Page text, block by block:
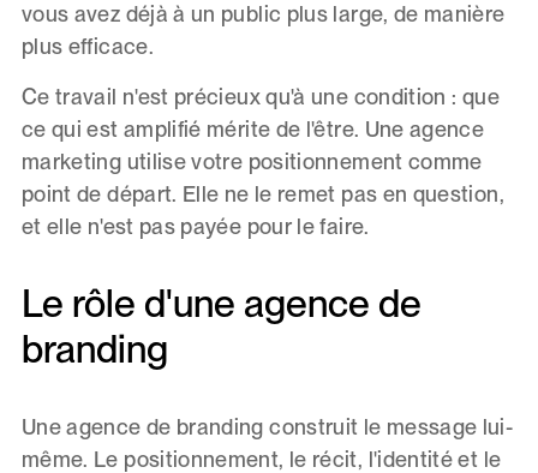
vous avez déjà à un public plus large, de manière
plus efficace.
Ce travail n'est précieux qu'à une condition : que
ce qui est amplifié mérite de l'être. Une agence
marketing utilise votre positionnement comme
point de départ. Elle ne le remet pas en question,
et elle n'est pas payée pour le faire.
Le rôle d'une agence de
branding
Une agence de branding construit le message lui-
même. Le positionnement, le récit, l'identité et le